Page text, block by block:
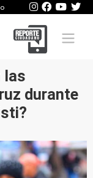
Mobile
las
durante